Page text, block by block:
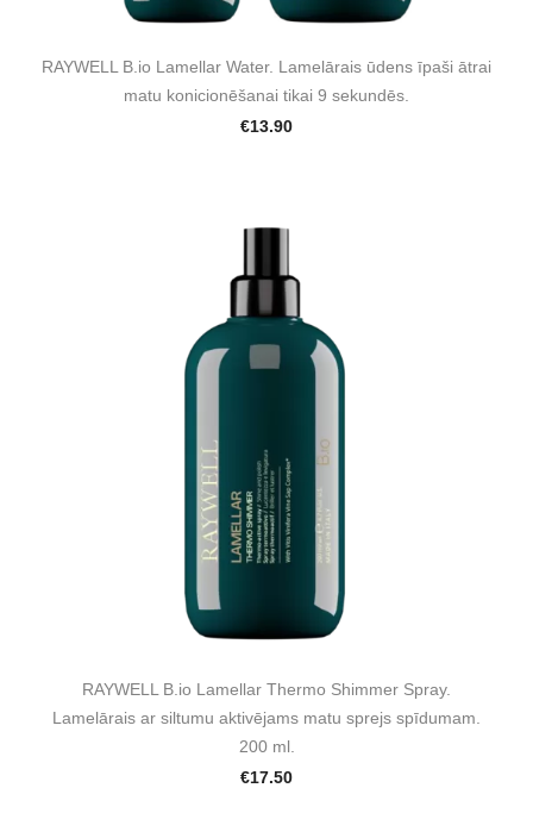
RAYWELL B.io Lamellar Water. Lamelārais ūdens īpaši ātrai
matu konicionēšanai tikai 9 sekundēs.
€13.90
RAYWELL B.io Lamellar Thermo Shimmer Spray.
Lamelārais ar siltumu aktivējams matu sprejs spīdumam.
200 ml.
€17.50